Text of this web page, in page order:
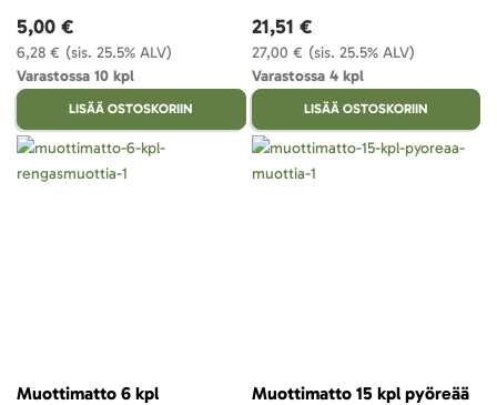
(sis. 25.5% ALV)
6,28 €
5,00 €
Varastossa 10 kpl
LISÄÄ OSTOSKORIIN
(sis. 25.5% ALV)
27,00 €
21,51 €
Varastossa 4 kpl
LISÄÄ OSTOSKORIIN
Muottimatto 6 kpl
Muottimatto 15 kpl pyöreää